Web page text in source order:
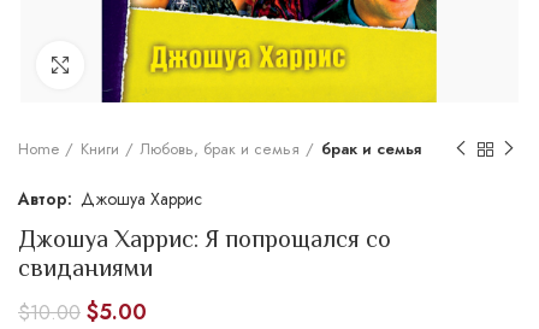
Увеличить
Home Книги Любовь, брак и семья брак и семья
Джошуа Харрис
Джошуа Харрис: Я попрощался со
свиданиями
$10.00 $5.00